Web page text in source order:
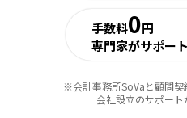
手数料0円
専門家がサポート
※会計事務所SoVaと顧問契
会社設立のサポート